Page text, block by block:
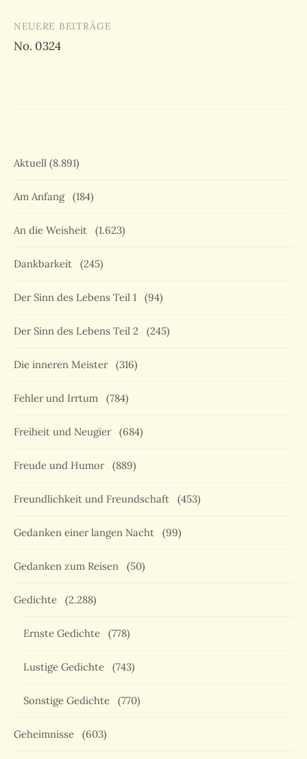
NEUERE BEITRÄGE
No. 0324
Aktuell (8.891)
Am Anfang (184)
An die Weisheit (1.623)
Dankbarkeit (245)
Der Sinn des Lebens Teil 1 (94)
Der Sinn des Lebens Teil 2 (245)
Die inneren Meister (316)
Fehler und Irrtum (784)
Freiheit und Neugier (684)
Freude und Humor (889)
Freundlichkeit und Freundschaft (453)
Gedanken einer langen Nacht (99)
Gedanken zum Reisen (50)
Gedichte (2.288)
Ernste Gedichte (778)
Lustige Gedichte (743)
Sonstige Gedichte (770)
Geheimnisse (603)